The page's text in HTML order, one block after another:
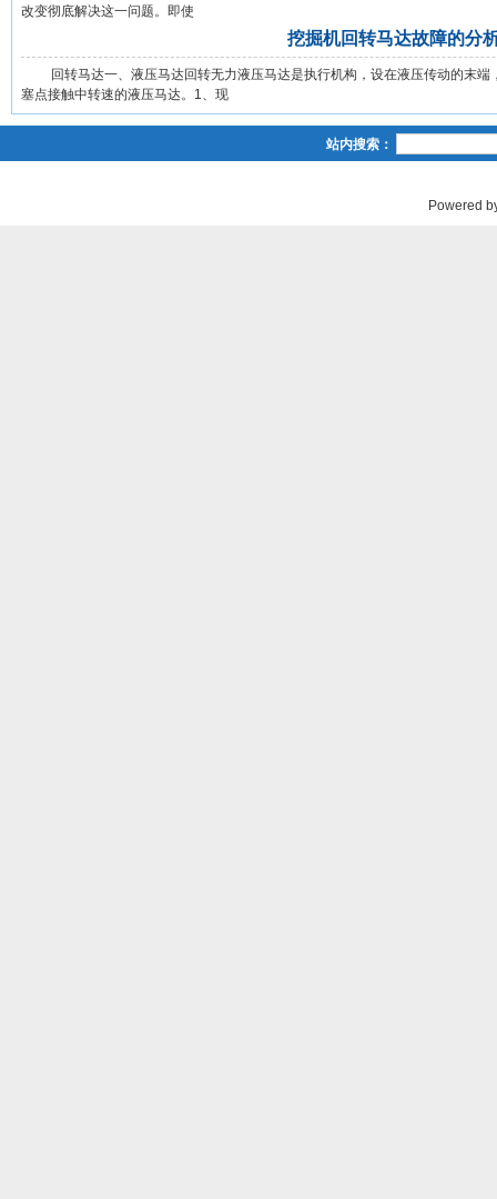
改变彻底解决这一问题。即使
挖掘机回转马达故障的分
回转马达一、液压马达回转无力液压马达是执行机构，设在液压传动的末端
塞点接触中转速的液压马达。1、现
站内搜索：
Powered